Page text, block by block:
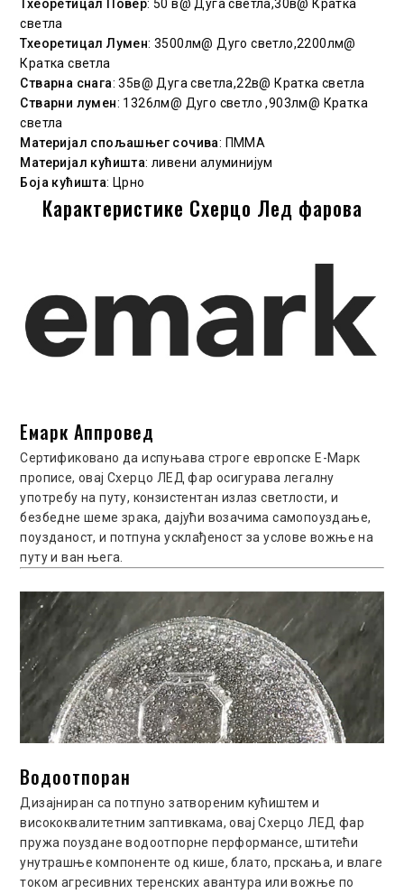
Тхеоретицал Повер: 50 в@ Дуга светла,30в@ Кратка
светла
Тхеоретицал Лумен: 3500лм@ Дуго светло,2200лм@
Кратка светла
Стварна снага: 35в@ Дуга светла,22в@ Кратка светла
Стварни лумен: 1326лм@ Дуго светло ,903лм@ Кратка
светла
Материјал спољашњег сочива: ПММА
Материјал кућишта: ливени алуминијум
Боја кућишта: Црно
Карактеристике Схерцо Лед фарова
Емарк Аппровед
Сертификовано да испуњава строге европске Е-Марк
прописе, овај Схерцо ЛЕД фар осигурава легалну
употребу на путу, конзистентан излаз светлости, и
безбедне шеме зрака, дајући возачима самопоуздање,
поузданост, и потпуна усклађеност за услове вожње на
путу и ​​ван њега.
Водоотпоран
Дизајниран са потпуно затвореним кућиштем и
висококвалитетним заптивкама, овај Схерцо ЛЕД фар
пружа поуздане водоотпорне перформансе, штитећи
унутрашње компоненте од кише, блато, прскања, и влаге
током агресивних теренских авантура или вожње по